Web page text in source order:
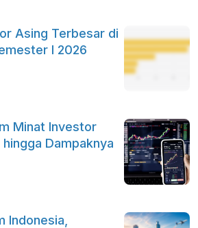
Asing Terbesar di
I 2026
Minat Investor
Dampaknya
Indonesia,